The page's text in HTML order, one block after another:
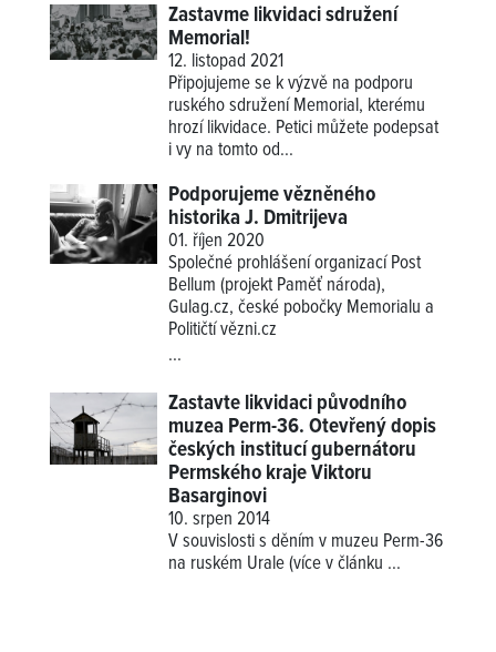
Zastavme likvidaci sdružení
Memorial!
12. listopad 2021
Připojujeme se k výzvě na podporu
ruského sdružení Memorial, kterému
hrozí likvidace. Petici můžete podepsat
i vy na tomto od...
Podporujeme vězněného
historika J. Dmitrijeva
01. říjen 2020
Společné prohlášení organizací Post
Bellum (projekt Paměť národa),
Gulag.cz, české pobočky Memorialu a
Političtí vězni.cz
...
Zastavte likvidaci původního
muzea Perm-36. Otevřený dopis
českých institucí gubernátoru
Permského kraje Viktoru
Basarginovi
10. srpen 2014
V souvislosti s děním v muzeu Perm-36
na ruském Urale (více v článku ...